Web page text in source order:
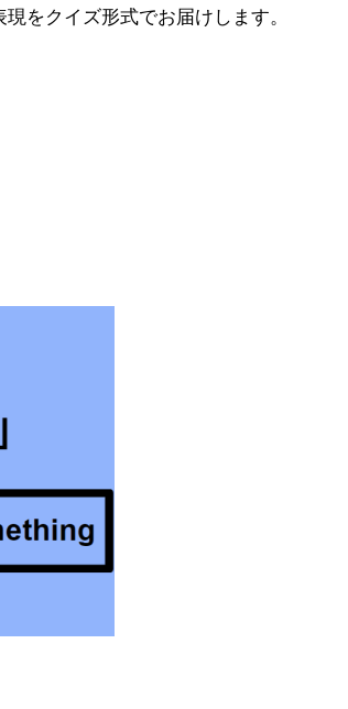
をクイズ形式でお届けします。